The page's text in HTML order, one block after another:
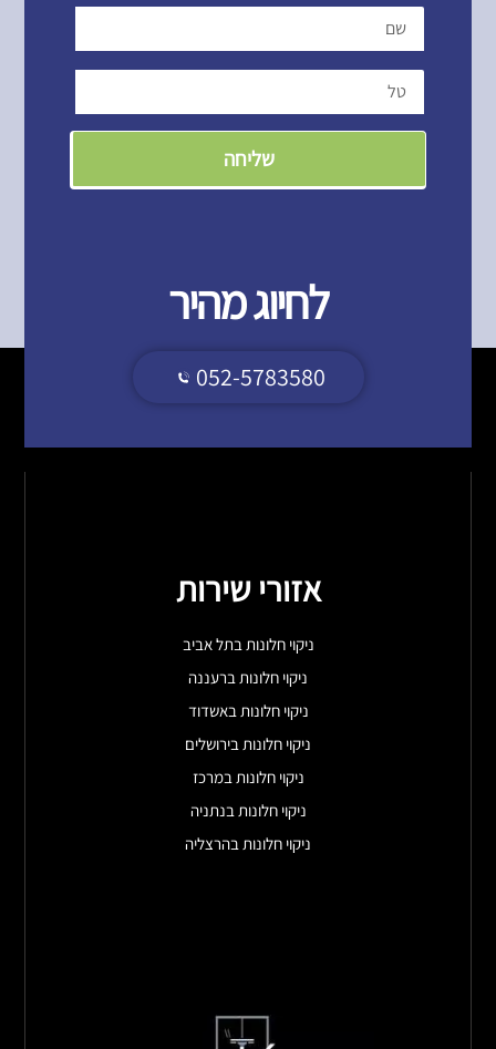
שליחה
לחיוג מהיר
052-5783580
אזורי שירות
ניקוי חלונות בתל אביב
ניקוי חלונות ברעננה
ניקוי חלונות באשדוד
ניקוי חלונות בירושלים
ניקוי חלונות במרכז
ניקוי חלונות בנתניה
ניקוי חלונות בהרצליה